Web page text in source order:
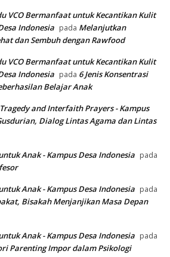
VCO Bermanfaat untuk Kecantikan Kulit
Indonesia pada Melanjutkan
dan Sembuh dengan Rawfood
VCO Bermanfaat untuk Kecantikan Kulit
Indonesia pada 6 Jenis Konsentrasi
Belajar Anak
and Interfaith Prayers - Kampus
Dialog Lintas Agama dan Lintas
Anak - Kampus Desa Indonesia pada
Anak - Kampus Desa Indonesia pada
Bisakah Menjanjikan Masa Depan
Anak - Kampus Desa Indonesia pada
Parenting Impor dalam Psikologi